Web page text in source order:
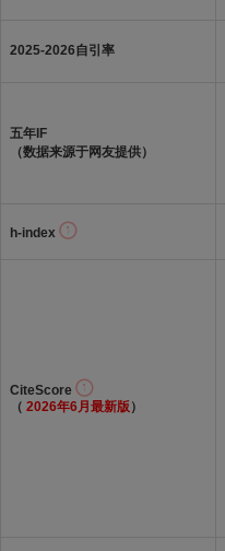
2025-2026自引率
五年IF
（数据来源于网友提供）
h-index
CiteScore
（ 2026年6月最新版 ）